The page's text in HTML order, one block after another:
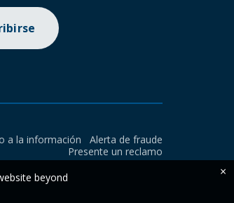
a la información
Alerta de fraude
Presente un reclamo
beyond
×